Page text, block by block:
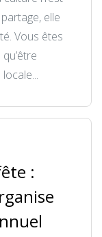
elle
Vous êtes
: